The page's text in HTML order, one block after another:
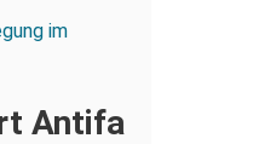
im
Antifa